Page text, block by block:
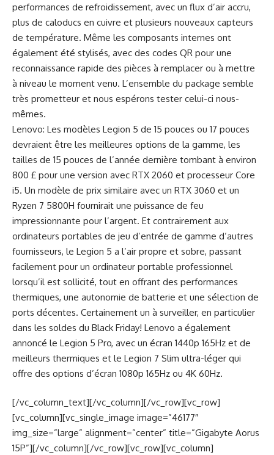
performances de refroidissement, avec un flux d’air accru,
plus de caloducs en cuivre et plusieurs nouveaux capteurs
de température. Même les composants internes ont
également été stylisés, avec des codes QR pour une
reconnaissance rapide des pièces à remplacer ou à mettre
à niveau le moment venu. L’ensemble du package semble
très prometteur et nous espérons tester celui-ci nous-
mêmes.
Lenovo: Les modèles Legion 5 de 15 pouces ou 17 pouces
devraient être les meilleures options de la gamme, les
tailles de 15 pouces de l’année dernière tombant à environ
800 £ pour une version avec RTX 2060 et processeur Core
i5. Un modèle de prix similaire avec un RTX 3060 et un
Ryzen 7 5800H fournirait une puissance de feu
impressionnante pour l’argent. Et contrairement aux
ordinateurs portables de jeu d’entrée de gamme d’autres
fournisseurs, le Legion 5 a l’air propre et sobre, passant
facilement pour un ordinateur portable professionnel
lorsqu’il est sollicité, tout en offrant des performances
thermiques, une autonomie de batterie et une sélection de
ports décentes. Certainement un à surveiller, en particulier
dans les soldes du Black Friday! Lenovo a également
annoncé le Legion 5 Pro, avec un écran 1440p 165Hz et de
meilleurs thermiques et le Legion 7 Slim ultra-léger qui
offre des options d’écran 1080p 165Hz ou 4K 60Hz.
[/vc_column_text][/vc_column][/vc_row][vc_row]
[vc_column][vc_single_image image=”46177″
img_size=”large” alignment=”center” title=”Gigabyte Aorus
15P”][/vc_column][/vc_row][vc_row][vc_column]